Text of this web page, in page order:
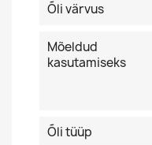
Õli värvus
Mõeldud
kasutamiseks
Õli tüüp